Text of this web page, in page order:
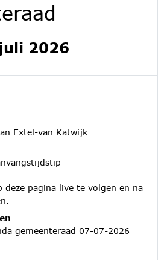
2026
Extel-van Katwijk
deze pagina live te volgen en na
gemeenteraad 07-07-2026